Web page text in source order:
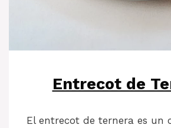
Entrecot de
El entrecot de ternera es un